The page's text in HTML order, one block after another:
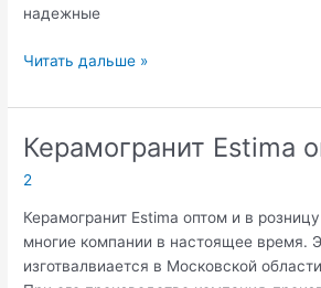
надежные
Современные
входные
Читать дальше »
Керамогранит Estima
2
Керамогранит Estima оптом и в
многие компании в настоящее время.
изготвалвиается в Московской